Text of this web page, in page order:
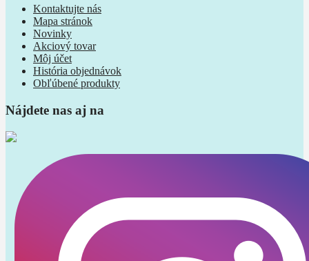
Kontaktujte nás
Mapa stránok
Novinky
Akciový tovar
Môj účet
História objednávok
Obľúbené produkty
Nájdete nas aj na